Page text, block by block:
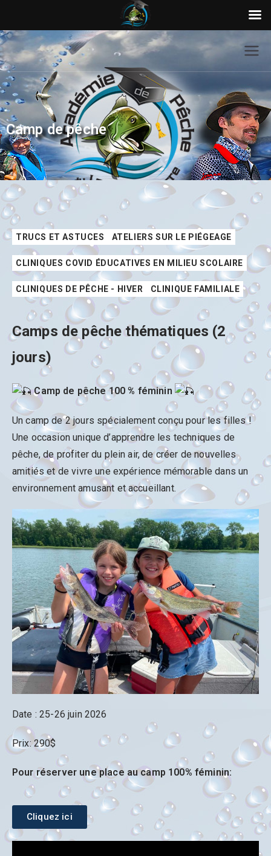
Camp de pêche
TRUCS ET ASTUCES ATELIERS SUR LE PIÉGEAGE
CLINIQUES COVID ÉDUCATIVES EN MILIEU SCOLAIRE
CLINIQUES DE PÊCHE - HIVER CLINIQUE FAMILIALE
Camps de pêche thématiques (2
jours)
Camp de pêche 100 % féminin
Un camp de 2 jours spécialement conçu pour les filles !
Une occasion unique d’apprendre les techniques de
pêche, de profiter du plein air, de créer de nouvelles
amitiés et de vivre une expérience mémorable dans un
environnement amusant et accueillant.
Date : 25-26 juin 2026
Prix: 290$
Pour réserver une place au camp 100% féminin:
Cliquez ici